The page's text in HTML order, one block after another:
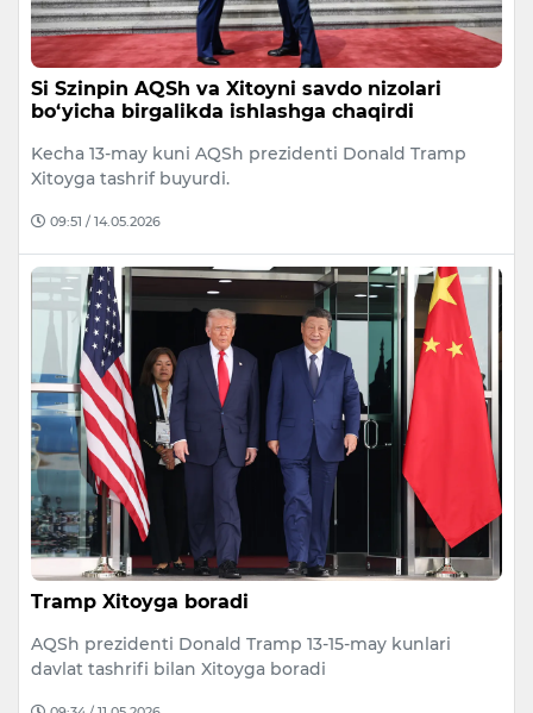
Si Szinpin AQSh va Xitoyni savdo nizolari
bo‘yicha birgalikda ishlashga chaqirdi
Kecha 13-may kuni AQSh prezidenti Donald Tramp
Xitoyga tashrif buyurdi.
09:51 / 14.05.2026
Tramp Xitoyga boradi
AQSh prezidenti Donald Tramp 13-15-may kunlari
davlat tashrifi bilan Xitoyga boradi